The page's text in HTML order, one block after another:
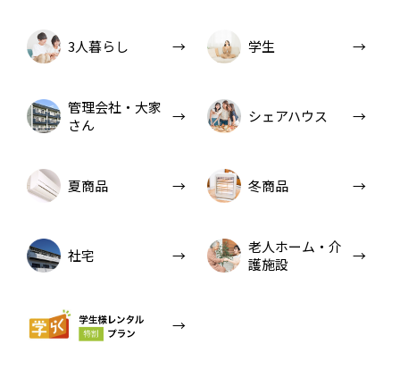
3人暮らし 学生
管理会社・大家
さん
シェアハウス
夏商品 冬商品
社宅
老人ホーム・介
護施設